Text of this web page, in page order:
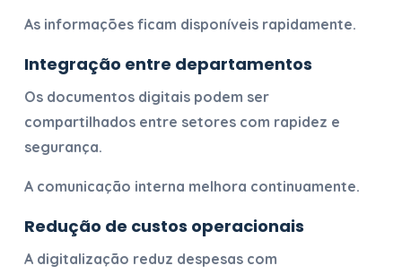
As informações ficam disponíveis rapidamente.
Integração entre departamentos
Os documentos digitais podem ser
compartilhados entre setores com rapidez e
segurança.
A comunicação interna melhora continuamente.
Redução de custos operacionais
A digitalização reduz despesas com